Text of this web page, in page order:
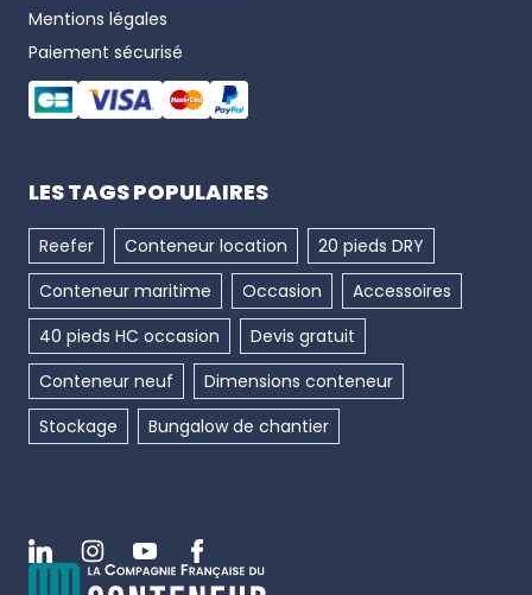
Mentions légales
Paiement sécurisé
LES TAGS POPULAIRES
Reefer Conteneur location
20 pieds DRY
Conteneur maritime
Occasion
Accessoires
40 pieds HC occasion
Devis gratuit
Conteneur neuf
Dimensions conteneur
Stockage
Bungalow de chantier
LinkedinInstagramYoutubeFacebook